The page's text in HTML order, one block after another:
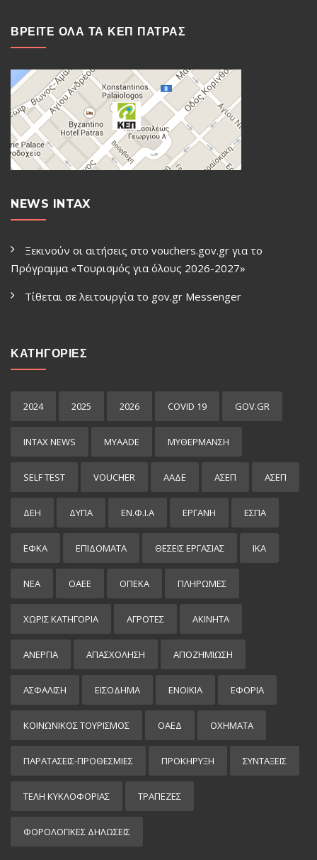
ΒΡΕΙΤΕ ΟΛΑ ΤΑ ΚΕΠ ΠΑΤΡΑΣ
NEWS INTAX
Ξεκινούν οι αιτήσεις στο vouchers.gov.gr για το
Πρόγραμμα «Τουρισμός για όλους 2026-2027»
Τίθεται σε λειτουργία το gov.gr Μessenger
ΚΑΤΗΓΟΡΙΕΣ
2024 2025 2026 COVID 19 GOV.GR
INTAX NEWS MYAADE MYΘΈΡΜΑΝΣΗ
SELF TEST VOUCHER ΑΑΔΕ ΑΣΕΠ ΑΣΕΠ
ΔΕΗ ΔΥΠΑ ΕΝ.Φ.Ι.Α ΕΡΓΑΝΗ ΕΣΠΑ
ΕΦΚΑ ΕΠΙΔΌΜΑΤΑ ΘΕΣΕΙΣ ΕΡΓΑΣΙΑΣ ΙΚΑ
ΝΕΑ ΟΑΕΕ ΟΠΕΚΑ ΠΛΗΡΩΜΕΣ
ΧΩΡΊΣ ΚΑΤΗΓΟΡΊΑ ΑΓΡΟΤΕΣ ΑΚΙΝΗΤΑ
ΑΝΕΡΓΙΑ ΑΠΑΣΧΟΛΗΣΗ ΑΠΟΖΗΜΙΩΣΗ
ΑΣΦΑΛΙΣΗ ΕΙΣΌΔΗΜΑ ΕΝΟΙΚΙΑ ΕΦΟΡΙΑ
ΚΟΙΝΩΝΙΚΟΣ ΤΟΥΡΙΣΜΟΣ ΟΑΕΔ ΟΧΗΜΑΤΑ
ΠΑΡΑΤΑΣΕΙΣ-ΠΡΟΘΕΣΜΙΕΣ ΠΡΟΚΉΡΥΞΗ ΣΥΝΤΑΞΕΙΣ
ΤΕΛΗ ΚΥΚΛΟΦΟΡΙΑΣ ΤΡΑΠΕΖΕΣ
ΦΟΡΟΛΟΓΙΚΕΣ ΔΗΛΩΣΕΙΣ